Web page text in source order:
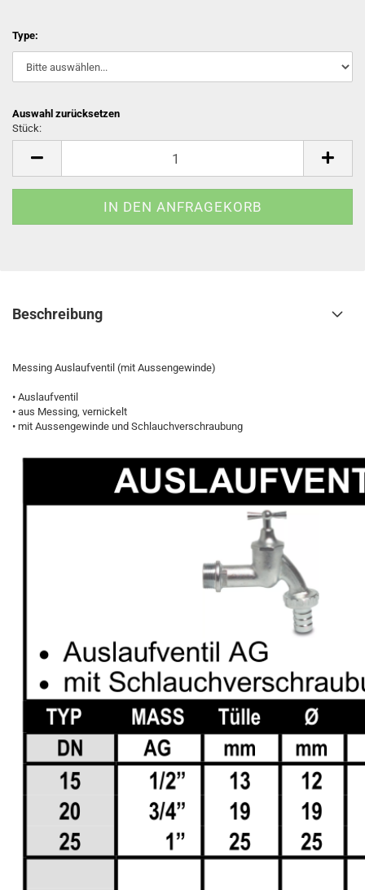
Type:
Auswahl zurücksetzen
Stück:
Beschreibung
Messing Auslaufventil (mit Aussengewinde)
• Auslaufventil
• aus Messing, vernickelt
• mit Aussengewinde und Schlauchverschraubung